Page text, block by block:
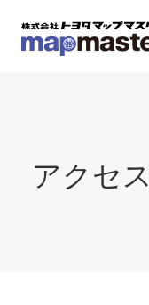
アクセス